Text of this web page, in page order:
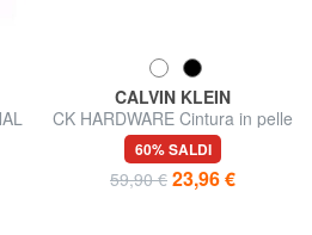
CALVIN KLEIN
CK HARDWARE Cintura in pelle
60% SALDI
59,90 € 23,96 €